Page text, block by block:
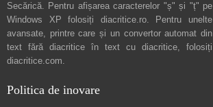
Secărică. Pentru afișarea caracterelor "ș" și "ț" pe
Windows XP folosiți diacritice.ro. Pentru unelte
avansate, printre care și un convertor automat din
text fără diacritice în text cu diacritice, folosiți
diacritice.com.
Politica de inovare